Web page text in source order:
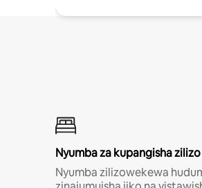
Nyumba za kupangisha
Nyumba zilizowekewa